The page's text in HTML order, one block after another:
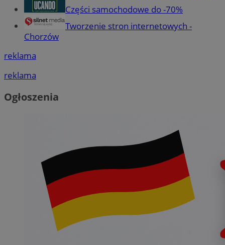
Części samochodowe do -70%
Tworzenie stron internetowych -
Chorzów
reklama
reklama
Ogłoszenia